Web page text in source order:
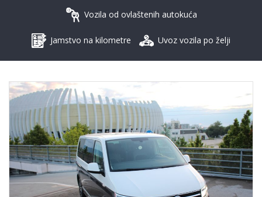
Vozila od ovlaštenih autokuća
Jamstvo na kilometre Uvoz vozila po želji